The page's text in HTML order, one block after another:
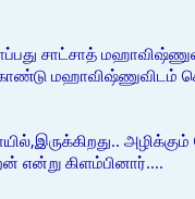
சாட்சாத்
மஹாவிஷ்ணுவிடம்
என்று கிளம்பினார்....